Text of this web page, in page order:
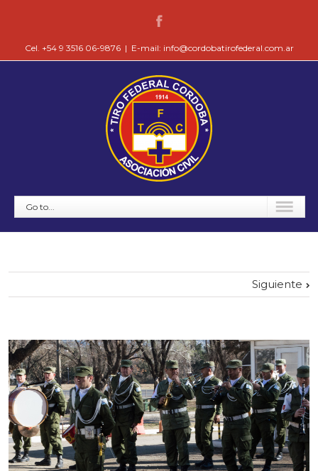
Cel. +54 9 3516 06-9876 | E-mail: info@cordobatirofederal.com.ar
Go to...
Siguiente